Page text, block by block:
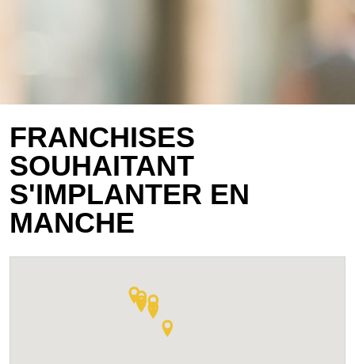
FRANCHISES
SOUHAITANT
S'IMPLANTER EN
MANCHE